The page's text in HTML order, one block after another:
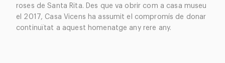
roses de Santa Rita. Des que va obrir com a casa museu
el 2017, Casa Vicens ha assumit el compromís de donar
continuïtat a aquest homenatge any rere any.